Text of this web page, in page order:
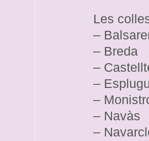
Les
–
– Breda
–
–
–
– Navàs
–